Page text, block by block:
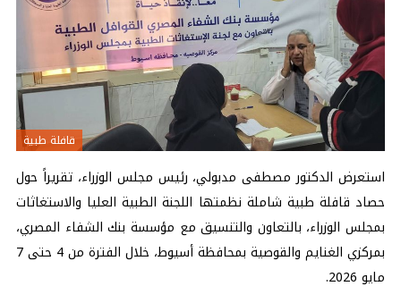
قافلة طبية
استعرض الدكتور مصطفى مدبولي، رئيس مجلس الوزراء، تقريراً حول
حصاد قافلة طبية شاملة نظمتها اللجنة الطبية العليا والاستغاثات
بمجلس الوزراء، بالتعاون والتنسيق مع مؤسسة بنك الشفاء المصري،
بمركزي الغنايم والقوصية بمحافظة أسيوط، خلال الفترة من 4 حتى 7
مايو 2026.